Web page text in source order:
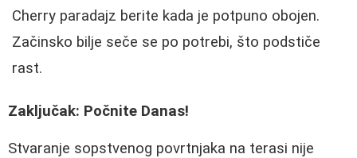
Cherry paradajz berite kada je potpuno obojen.
Začinsko bilje seče se po potrebi, što podstiče
rast.
Zaključak: Počnite Danas!
Stvaranje sopstvenog povrtnjaka na terasi nije